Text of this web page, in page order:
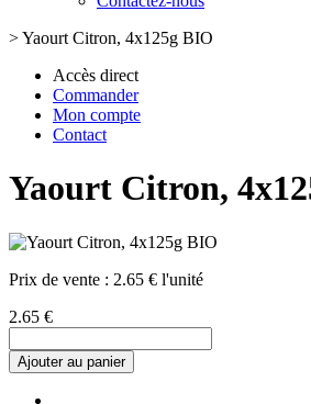
>Yaourt Citron, 4x125g BIO
Accès direct
Commander
Mon compte
Contact
Yaourt Citron,
Prix de vente : 2.65 € l'unité
2.65 €
Ajouter au panier